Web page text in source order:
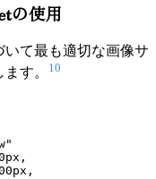
の使用
て最も適切な画像サ
す。
10